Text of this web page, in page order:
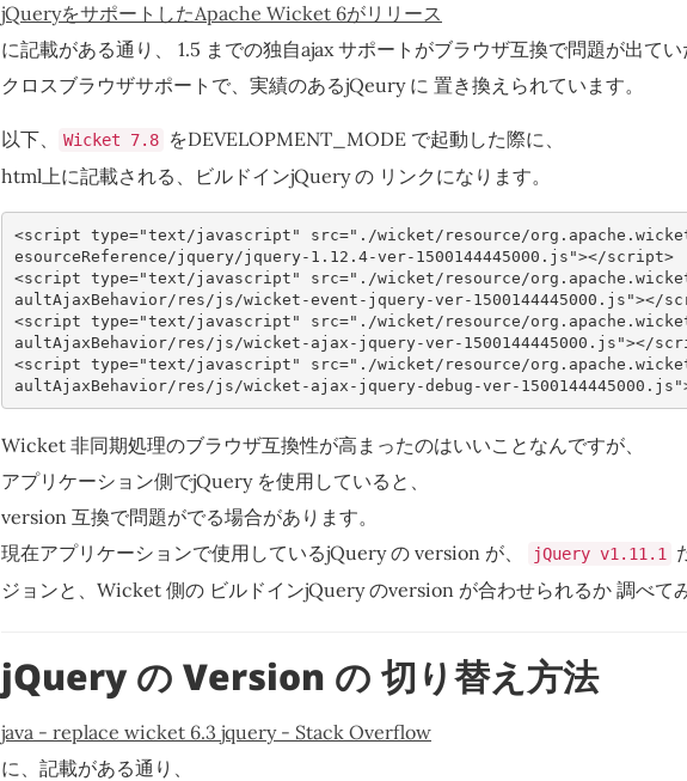
jQueryをサポートしたApache Wicket 6がリリース
に記載がある通り、 1.5 までの独自ajax サポートがブラウザ互換で問題が出て
クロスブラウザサポートで、実績のあるjQeury に 置き換えられています。
以下、 Wicket 7.8
をDEVELOPMENT_MODE で起動した際に、
html上に記載される、ビルドインjQuery の リンクになります。
<script type="text/javascript" src="./wicket/resource/
esourceReference/jquery/jquery-1.12.4-ver-1500144445000.js"></script>
<script type="text/javascript" src="./wicket/resource/
aultAjaxBehavior/res/js/wicket-event-jquery-ver-1500144445000.js"></
<script type="text/javascript" src="./wicket/resource/
aultAjaxBehavior/res/js/wicket-ajax-jquery-ver-1500144445000.js"></
<script type="text/javascript" src="./wicket/resource/
aultAjaxBehavior/res/js/wicket-ajax-jquery-debug-ver-1500144445000.js"
Wicket 非同期処理のブラウザ互換性が高まったのはいいことなんですが、
アプリケーション側でjQuery を使用していると、
version 互換で問題がでる場合があります。
現在アプリケーションで使用しているjQuery の version が、
jQuery v1.11.1
ジョンと、Wicket 側の ビルドインjQuery のversion が合わせられるか 調べて
jQuery の Version の 切り替え方法
java - replace wicket 6.3 jquery - Stack Overflow
に、記載がある通り、